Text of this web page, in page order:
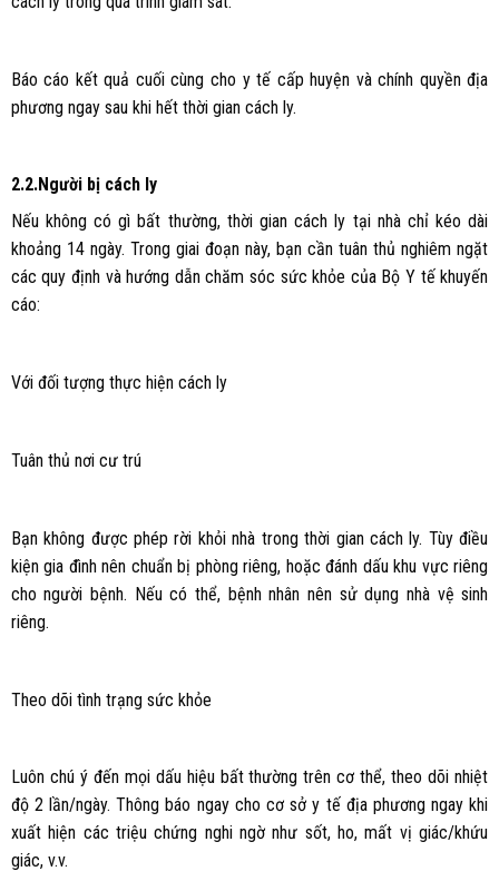
Báo cáo kết quả cuối cùng cho y tế cấp huyện và chính quyền địa
phương ngay sau khi hết thời gian cách ly.
2.2.Người bị cách ly
Nếu không có gì bất thường, thời gian cách ly tại nhà chỉ kéo dài
khoảng 14 ngày. Trong giai đoạn này, bạn cần tuân thủ nghiêm ngặt
các quy định và hướng dẫn chăm sóc sức khỏe của Bộ Y tế khuyến
cáo:
Với đối tượng thực hiện cách ly
Tuân thủ nơi cư trú
Bạn không được phép rời khỏi nhà trong thời gian cách ly. Tùy điều
kiện gia đình nên chuẩn bị phòng riêng, hoặc đánh dấu khu vực riêng
cho người bệnh. Nếu có thể, bệnh nhân nên sử dụng nhà vệ sinh
riêng.
Theo dõi tình trạng sức khỏe
Luôn chú ý đến mọi dấu hiệu bất thường trên cơ thể, theo dõi nhiệt
độ 2 lần/ngày. Thông báo ngay cho cơ sở y tế địa phương ngay khi
xuất hiện các triệu chứng nghi ngờ như sốt, ho, mất vị giác/khứu
giác, v.v.